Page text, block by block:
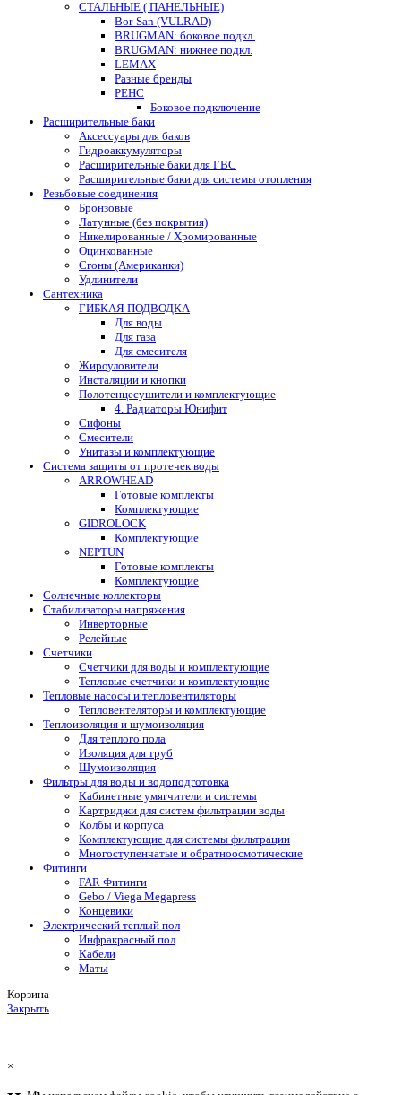
СТАЛЬНЫЕ ( ПАНЕЛЬНЫЕ)
Bor-San (VULRAD)
BRUGMAN: боковое подкл.
BRUGMAN: нижнее подкл.
LEMAX
Разные бренды
РЕНС
Боковое подключение
Расширительные баки
Аксессуары для баков
Гидроаккумуляторы
Расширительные баки для ГВС
Расширительные баки для системы отопления
Резьбовые соединения
Бронзовые
Латунные (без покрытия)
Никелированные / Хромированные
Оцинкованные
Сгоны (Американки)
Удлинители
Сантехника
ГИБКАЯ ПОДВОДКА
Для воды
Для газа
Для смесителя
Жироуловители
Инсталяции и кнопки
Полотенцесушители и комплектующие
4. Радиаторы Юнифит
Сифоны
Смесители
Унитазы и комплектующие
Система защиты от протечек воды
ARROWHEAD
Готовые комплекты
Комплектующие
GIDROLOCK
Комплектующие
NEPTUN
Готовые комплекты
Комплектующие
Солнечные коллекторы
Стабилизаторы напряжения
Инверторные
Релейные
Счетчики
Счетчики для воды и комплектующие
Тепловые счетчики и комплектующие
Тепловые насосы и тепловентиляторы
Тепловентеляторы и комплектующие
Теплоизоляция и шумоизоляция
Для теплого пола
Изоляция для труб
Шумоизоляция
Фильтры для воды и водоподготовка
Кабинетные умягчители и системы
Картриджи для систем фильтрации воды
Колбы и корпуса
Комплектующие для системы фильтрации
Многоступенчатые и обратноосмотические
Фитинги
FAR Фитинги
Gebo / Viega Megapress
Концевики
Электрический теплый пол
Инфракрасный пол
Кабели
Маты
Корзина
Закрыть
×